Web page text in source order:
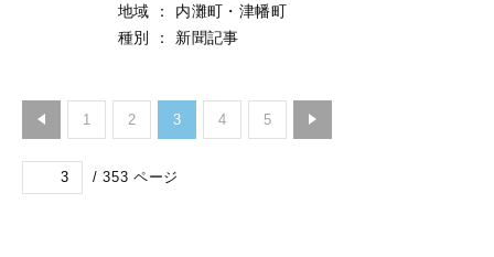
地域
：
内灘町・津幡町
種別
： 新聞記事
1 2 3 4 5
/ 353 ページ